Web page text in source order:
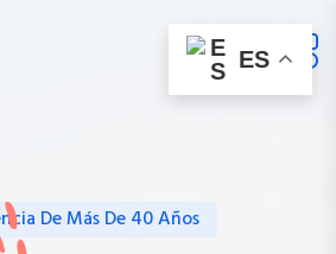
De Más De 40 Años
ES